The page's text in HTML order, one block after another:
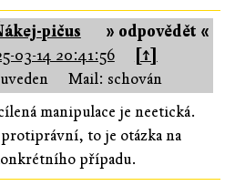
» odpovědět «
pičus
03-14 20:41:56
[↑]
Mail: schován
manipulace je neetická.
to je otázka na
případu.